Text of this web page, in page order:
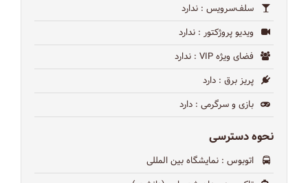
سلف‌سرویس : ندارد
ویدیو پروژکتور : ندارد
فضای ویژه VIP
: ندارد
پریز برق : دارد
بازی و سرگرمی : دارد
نحوه دسترسی
اتوبوس : نمایشگاه بین المللی